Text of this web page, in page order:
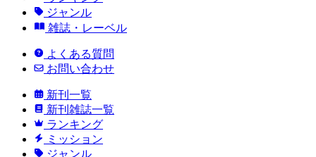
ジャンル
雑誌・レーベル
よくある質問
お問い合わせ
新刊一覧
新刊雑誌一覧
ランキング
ミッション
ジャンル